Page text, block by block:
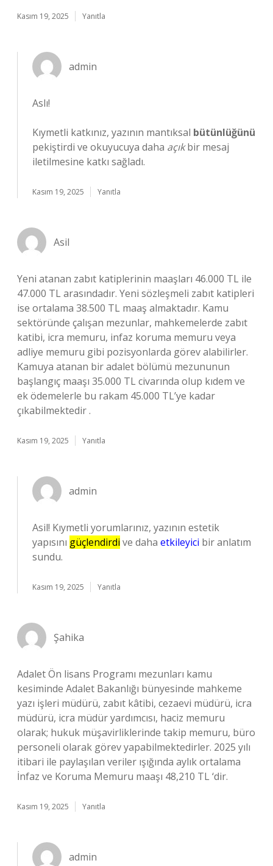
Kasım 19, 2025 Yanıtla
admin
Aslı!
Kıymetli katkınız, yazının mantıksal bütünlüğünü
pekiştirdi ve okuyucuya daha açıkbir mesaj
iletilmesine katkı sağladı.
Kasım 19, 2025 Yanıtla
Asil
Yeni atanan zabıt katiplerinin maaşları 46.000 TL ile
47.000 TL arasındadır. Yeni sözleşmeli zabıt katipleri
ise ortalama 38.500 TL maaş almaktadır. Kamu
sektöründe çalışan mezunlar, mahkemelerde zabıt
katibi, icra memuru, infaz koruma memuru veya
adliye memuru gibi pozisyonlarda görev alabilirler.
Kamuya atanan bir adalet bölümü mezununun
başlangıç maaşı 35.000 TL civarında olup kıdem ve
ek ödemelerle bu rakam 45.000 TL’ye kadar
çıkabilmektedir .
Kasım 19, 2025 Yanıtla
admin
Asil! Kıymetli yorumlarınız, yazının estetik
yapısını güçlendirdi ve daha etkileyici bir anlatım
sundu.
Kasım 19, 2025 Yanıtla
Şahika
Adalet Ön lisans Programı mezunları kamu
kesiminde Adalet Bakanlığı bünyesinde mahkeme
yazı işleri müdürü, zabıt kâtibi, cezaevi müdürü, icra
müdürü, icra müdür yardımcısı, haciz memuru
olarak; hukuk müşavirliklerinde takip memuru, büro
personeli olarak görev yapabilmektedirler. 2025 yılı
itibari ile paylaşılan veriler ışığında aylık ortalama
İnfaz ve Koruma Memuru maaşı 48,210 TL ‘dir.
Kasım 19, 2025 Yanıtla
admin